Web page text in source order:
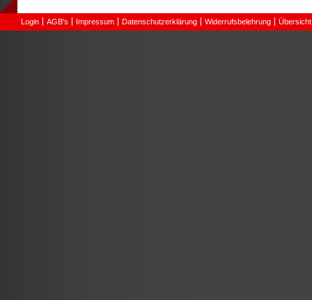
Login AGB's Impressum Datenschutzerklärung Widerrufsbelehrung